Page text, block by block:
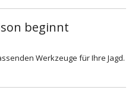
beginnt
Werkzeuge für Ihre Jagd.